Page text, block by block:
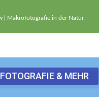
| Makrofotografie in der Natur
& MEHR